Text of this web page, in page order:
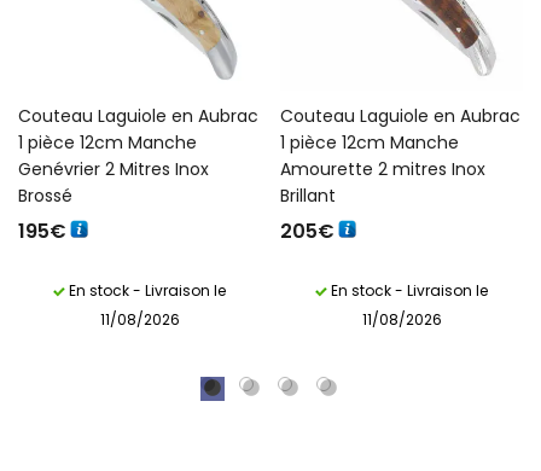
Couteau Laguiole en Aubrac
1 pièce 12cm Manche
Genévrier 2 Mitres Inox
Brossé
195€
En stock - Livraison le
11/08/2026
Couteau Laguiole en Aubrac
1 pièce 12cm Manche
Amourette 2 mitres Inox
Brillant
205€
En stock - Livraison le
11/08/2026